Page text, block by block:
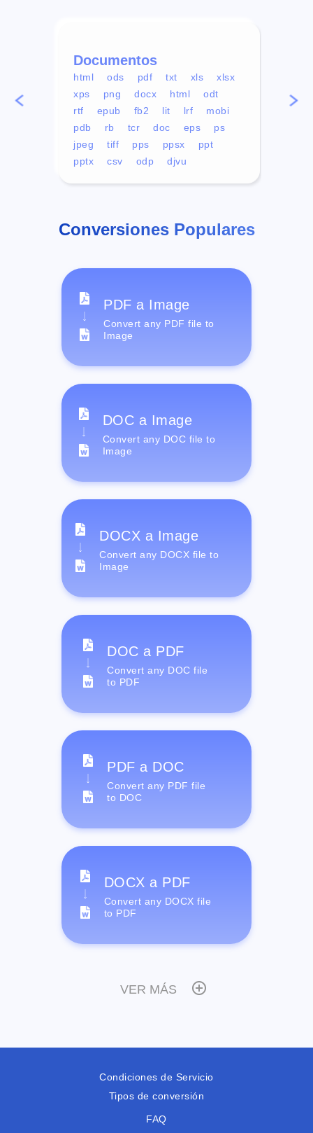
Documentos
html ods pdf txt xls
xlsx
xps
png docx html
odt
rtf
epub fb2 lit lrf
mobi
pdb
rb tcr doc eps
ps
jpeg
tiff pps ppsx
ppt
pptx
csv odp djvu
mp4
Conversiones Populares
PDF a Image
Convert any PDF file to
Image
DOC a Image
Convert any DOC file to
Image
DOCX a Image
Convert any DOCX file to
Image
DOC a PDF
Convert any DOC file
to PDF
PDF a DOC
Convert any PDF file
to DOC
DOCX a PDF
Convert any DOCX file
to PDF
VER MÁS
Condiciones de Servicio
Tipos de conversión
FAQ